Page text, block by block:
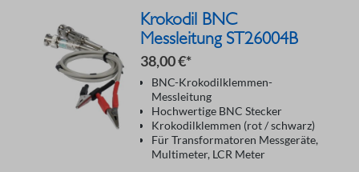
Krokodil BNC
Messleitung ST26004B
38,00 €*
BNC-Krokodilklemmen-
Messleitung
Hochwertige BNC Stecker
Krokodilklemmen (rot / schwarz)
Für Transformatoren Messgeräte,
Multimeter, LCR Meter